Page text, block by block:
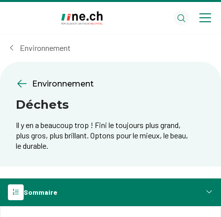
cookies
Environnement
Environnement
Déchets
Il y en a beaucoup trop ! Fini le toujours plus grand,
plus gros, plus brillant. Optons pour le mieux, le beau,
le durable.
Sommaire